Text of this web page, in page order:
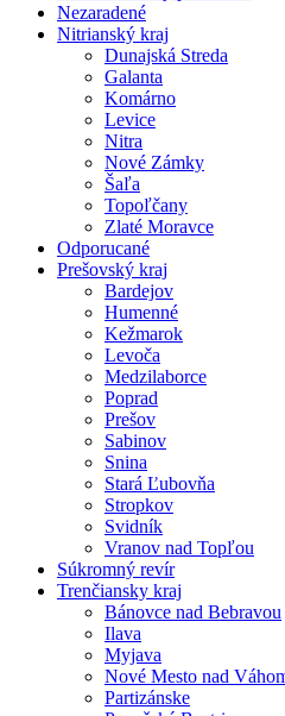
Nezaradené
Nitrianský kraj
Dunajská Streda
Galanta
Komárno
Levice
Nitra
Nové Zámky
Šaľa
Topoľčany
Zlaté Moravce
Odporucané
Prešovský kraj
Bardejov
Humenné
Kežmarok
Levoča
Medzilaborce
Poprad
Prešov
Sabinov
Snina
Stará Ľubovňa
Stropkov
Svidník
Vranov nad Topľou
Súkromný revír
Trenčiansky kraj
Bánovce nad Bebravou
Ilava
Myjava
Nové Mesto nad
Partizánske